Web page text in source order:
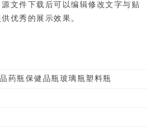
文件下载后可以编辑修改文字与贴
优秀的展示效果。
药瓶保健品瓶玻璃瓶塑料瓶